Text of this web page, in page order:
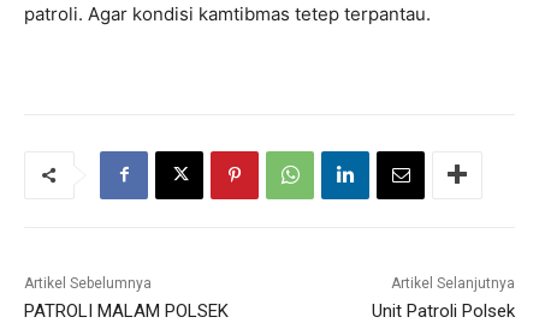
patroli. Agar kondisi kamtibmas tetep terpantau.
Artikel Sebelumnya
PATROLI MALAM POLSEK
Artikel Selanjutnya
Unit Patroli Polsek